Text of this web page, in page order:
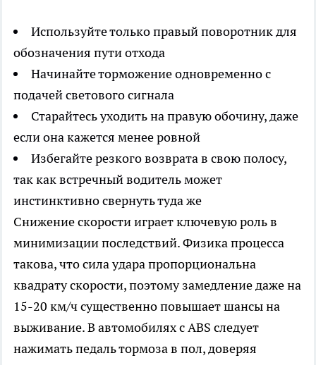
Используйте только правый поворотник для
обозначения пути отхода
Начинайте торможение одновременно с
подачей светового сигнала
Старайтесь уходить на правую обочину, даже
если она кажется менее ровной
Избегайте резкого возврата в свою полосу,
так как встречный водитель может
инстинктивно свернуть туда же
Снижение скорости играет ключевую роль в
минимизации последствий. Физика процесса
такова, что сила удара пропорциональна
квадрату скорости, поэтому замедление даже на
15-20 км/ч существенно повышает шансы на
выживание. В автомобилях с ABS следует
нажимать педаль тормоза в пол, доверяя